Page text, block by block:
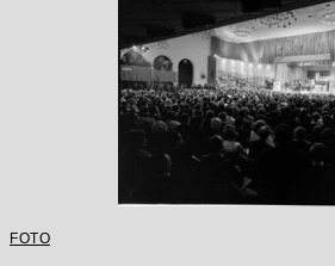
FOTO